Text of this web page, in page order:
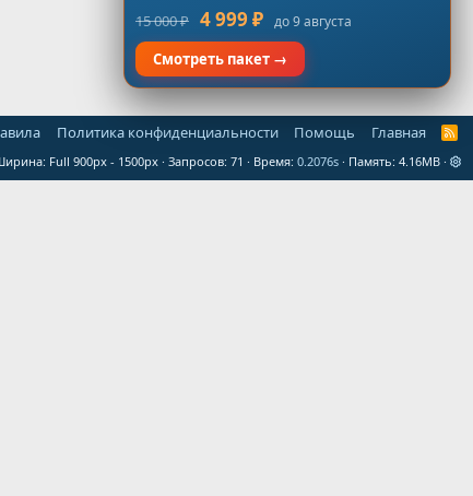
Политика конфиденциальности Помощь Главная
R
S
Запросов 71 Время 0.2076s Память 4.16MB
15 000 ₽ 4 999 ₽ до 9 августа
Смотреть пакет →